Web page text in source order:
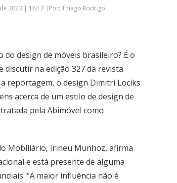
2023 | 16:12 |Por: Thiago Rodrigo
design de móveis brasileiro? É o
na edição 327 da revista
reportagem, o design Dimitri Lociks
acerca de um estilo de design de
pela Abimóvel como
Mobiliário, Irineu Munhoz, afirma
e está presente de alguma
“A maior influência não é